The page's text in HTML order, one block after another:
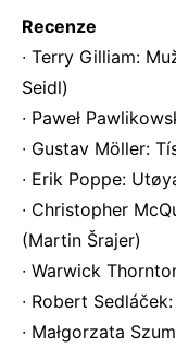
Recenze
∙ Terry Gilliam:
Seidl)
∙ Paweł
∙ Gustav Möller:
∙ Erik Poppe:
∙ Christopher
(Martin Šrajer)
∙ Warwick
∙ Robert
∙ Małgorzata